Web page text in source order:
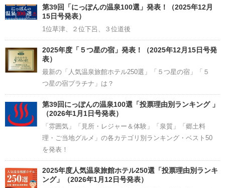
Channel
第39回「にっぽんの温泉100選」発表！（2025年12月
15日号発表）
1位草津、２位下呂、３位道後
2025年度「５つ星の宿」発表！（2025年12月15日号発
表）
最新の「人気温泉旅館ホテル250選」「５つ星の宿」「５
つ星の宿プラチナ」は？
第39回にっぽんの温泉100選「投票理由別ランキング 」
（2026年1月1日号発表）
「雰囲気」「見所・レジャー＆体験」「泉質」「郷土料
理・ご当地グルメ」の各カテゴリ別ランキング・ベスト50
を発表！
2025年度人気温泉旅館ホテル250選「投票理由別ランキ
ング」（2026年1月12日号発表）